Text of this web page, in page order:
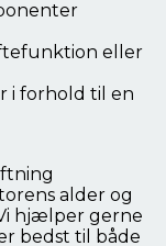
eller
i forhold til en
alder og
hjælper gerne
bedst til både